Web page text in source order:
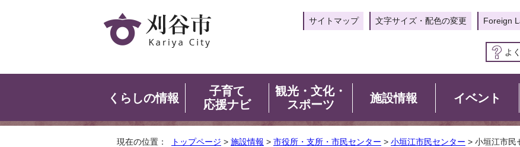
サイトマップ 文字サイズ・配色の変更 Foreign
よ
くらしの情報
子育て
応援ナビ
観光・文化・
スポーツ
施設情報 イベント
現在の位置： トップページ > 施設情報 > 市役所・支所・市民センター > 小垣江市民センター > 小垣江市民